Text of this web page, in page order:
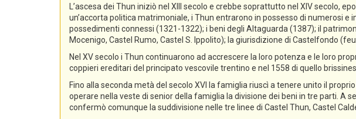
L’ascesa dei Thun iniziò nel XIII secolo e crebbe soprattutto nel XIV secolo,
un’accorta politica matrimoniale, i Thun entrarono in possesso di numerosi
possedimenti connessi (1321-1322); i beni degli Altaguarda (1387); il
Mocenigo, Castel Rumo, Castel S. Ippolito); la giurisdizione di Castelfondo
Nel XV secolo i Thun continuarono ad accrescere la loro potenza e le loro
coppieri ereditari del principato vescovile trentino e nel 1558 di quello
Fino alla seconda metà del secolo XVI la famiglia riuscì a tenere unito il
operare nella veste di senior della famiglia la divisione dei beni in tre parti. A
confermò comunque la suddivisione nelle tre linee di Castel Thun, Castel